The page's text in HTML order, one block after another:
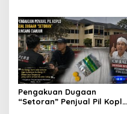
Pengakuan Dugaan
“Setoran” Penjual Pil Koplo